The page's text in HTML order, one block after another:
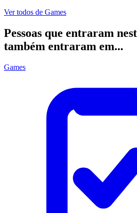
Ver todos de Games
Pessoas que entraram
também entraram em...
Games